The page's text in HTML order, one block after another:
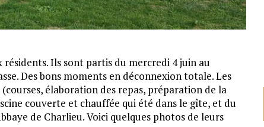
Ils sont partis du mercredi 4 juin au
Des bons moments en déconnexion totale. Les
élaboration des repas, préparation de la
couverte et chauffée qui été dans le gîte, et du
de Charlieu. Voici quelques photos de leurs